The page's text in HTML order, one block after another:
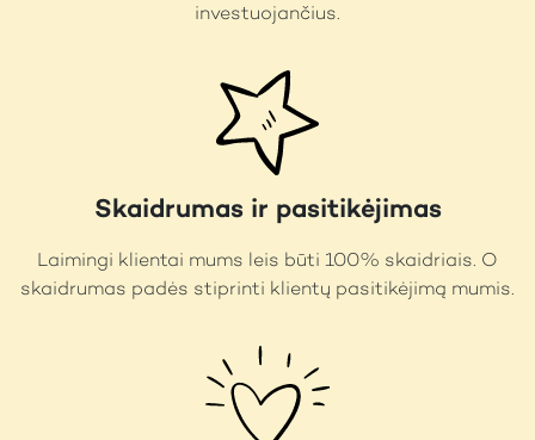
investuojančius.
Skaidrumas ir pasitikėjimas
Laimingi klientai mums leis būti 100% skaidriais. O
skaidrumas padės stiprinti klientų pasitikėjimą mumis.